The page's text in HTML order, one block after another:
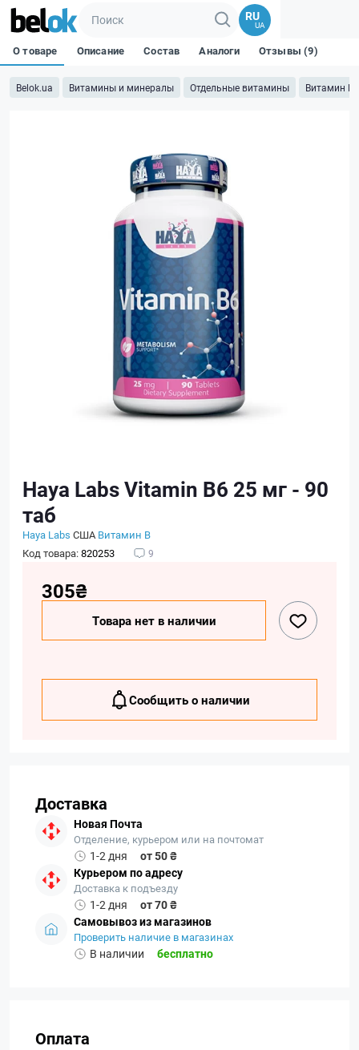
RU
UA
Belok.ua Витамины и минералы Отдельные витамины Витамин B
О товаре Описание Состав Аналоги Отзывы (9)
Haya Labs Vitamin B6 25 мг - 90
таб
Haya Labs США Витамин B
Код товара:820253 9
305₴
Товара нет в наличии
Сообщить о наличии
Доставка
Новая Почта
Отделение, курьером или на почтомат
1-2 дня
от 50 ₴
Курьером по адресу
Доставка к подъезду
1-2 дня
от 70 ₴
Самовывоз из магазинов
Проверить наличие в магазинах
В наличии бесплатно
Оплата